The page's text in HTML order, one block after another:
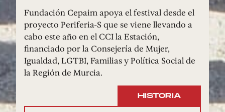
Fundación Cepaim apoya el festival desde el
proyecto Periferia-S que se viene llevando a
cabo este año en el CCI la Estación,
financiado por la Consejería de Mujer,
Igualdad, LGTBI, Familias y Política Social de
la Región de Murcia.
HISTORIA